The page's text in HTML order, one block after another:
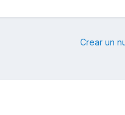
Crear un